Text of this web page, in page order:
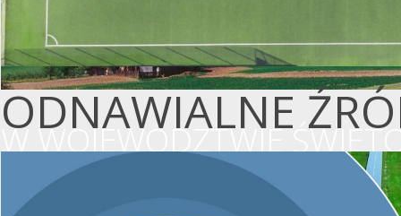
ODNAWIALNE
W WOJEWÓDZTWIE